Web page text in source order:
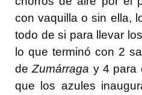
con vaquilla o sin ella,
todo de si para llevar
lo que terminó con 2
deZumárraga y 4
que los azules